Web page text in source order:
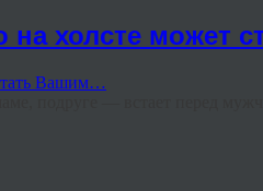
на холсте может